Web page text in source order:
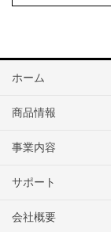
ホーム
商品情報
事業内容
サポート
会社概要